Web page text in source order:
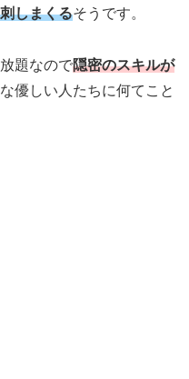
しまくるそうです。
題なので隠密のスキルが
優しい人たちに何てこと